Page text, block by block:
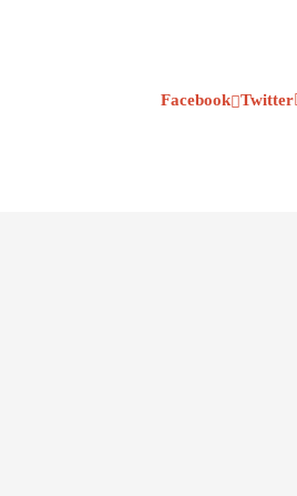
Facebook Twitter